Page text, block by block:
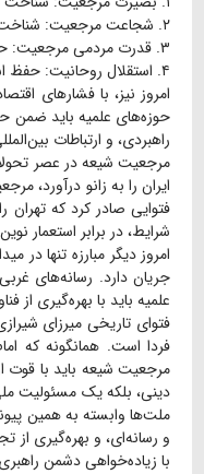
۲. شجاعت مرجعیت: شناخت فرصت‌ها و استفاده بموقع.
۳. قدرت مردمی مرجعیت: حمایت عمومی از مرجعیت، عامل شکست استکبار.
۴. استقلال روحانیت: حفظ استقلال از حکومت‌ها برای بقای تأثیرگذاری دینی.
امروز نیز، با فشار‌های
حوزه‌های علمیه باید ضمن
راهبردی، و ارتباطات
مرجعیت شیعه در عصر
ایران را به زانو درآورد،
فتوایی صادر کرد که تهران
شرایط، در برابر استعمار
امروز دیگر مبارزه تنها
جریان دارد. رسانه‌های
علمیه باید با بهره‌گیری از
فتوای تاریخی میرزای
فردا است. همانگونه که
مرجعیت شیعه باید با قوت
دینی، بلکه یک مسئولیت
ملت‌ها وابسته به همین
و رسانه‌ای، و بهره‌گیری از
با زیاده‌خواهی دشمن